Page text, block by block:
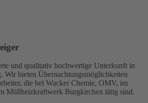
und qualitativ hochwertige Unterkunft in
Wir bieten Übernachtungsmöglichkeiten
die bei Wacker Chemie, OMV, im
Müllheizkraftwerk Burgkirchen tätig sind.